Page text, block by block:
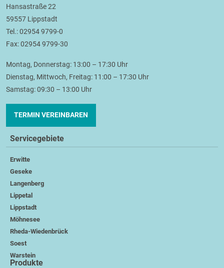
Hansastraße 22
59557 Lippstadt
Tel.: 02954 9799-0
Fax: 02954 9799-30
Montag, Donnerstag: 13:00 – 17:30 Uhr
Dienstag, Mittwoch, Freitag: 11:00 – 17:30 Uhr
Samstag: 09:30 – 13:00 Uhr
TERMIN VEREINBAREN
Servicegebiete
Erwitte
Geseke
Langenberg
Lippetal
Lippstadt
Möhnesee
Rheda-Wiedenbrück
Soest
Warstein
Produkte